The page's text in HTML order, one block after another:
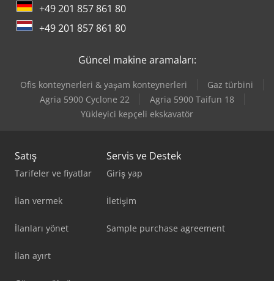
+49 201 857 861 80
+49 201 857 861 80
Güncel makine aramaları:
Ofis konteynerleri & yaşam konteynerleri
Gaz türbini
Agria 5900 Cyclone 22
Agria 5900 Taifun 18
Yükleyici kepçeli ekskavatör
Satış
Tarifeler ve fiyatlar
İlan vermek
İlanları yönet
İlan ayırt
Servis ve Destek
Giriş yap
İletişim
Sample purchase agreement